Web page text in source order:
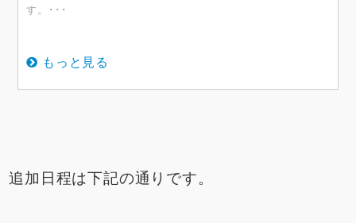
す。･･･
もっと見る
追加日程は下記の通りです。